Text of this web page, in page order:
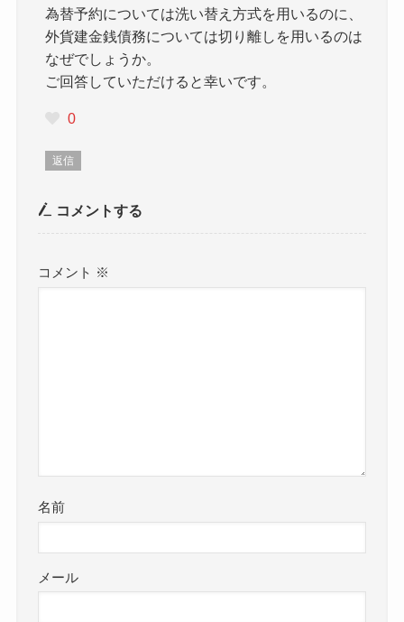
為替予約については洗い替え方式を用いるのに、
外貨建金銭債務については切り離しを用いるのは
なぜでしょうか。
ご回答していただけると幸いです。
0
返信
コメントする
コメント ※
名前
メール